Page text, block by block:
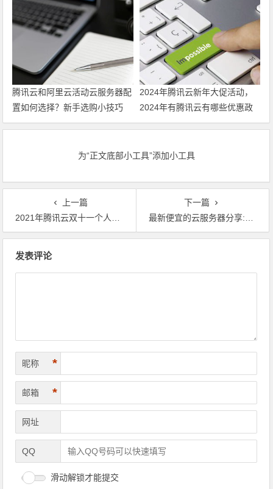
腾讯云和阿里云活动云服务器配
置如何选择？新手选购小技巧
2024年腾讯云新年大促活动，
2024年有腾讯云有哪些优惠政
策 领最新代金券
为“正文底部小工具”添加小工具
上一篇
2021年腾讯云双十一个人和企业新用户云服务器哪些值得买？
下一篇
最新便宜的云服务器分享:阿里云最低72.60元,腾讯云最低70元
发表评论
昵称 *
邮箱 *
网址
QQ
滑动解锁才能提交